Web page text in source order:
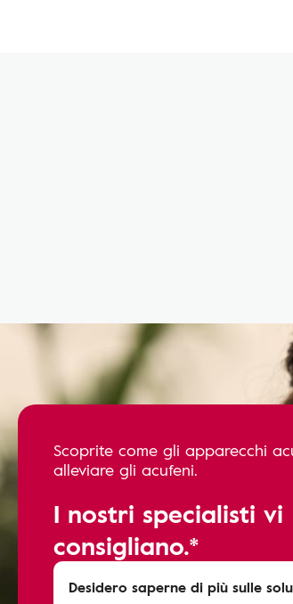
Scoprite come gli apparecchi
alleviare gli acufeni.
I nostri specialisti vi
consigliano.*
Desidero saperne di più sulle